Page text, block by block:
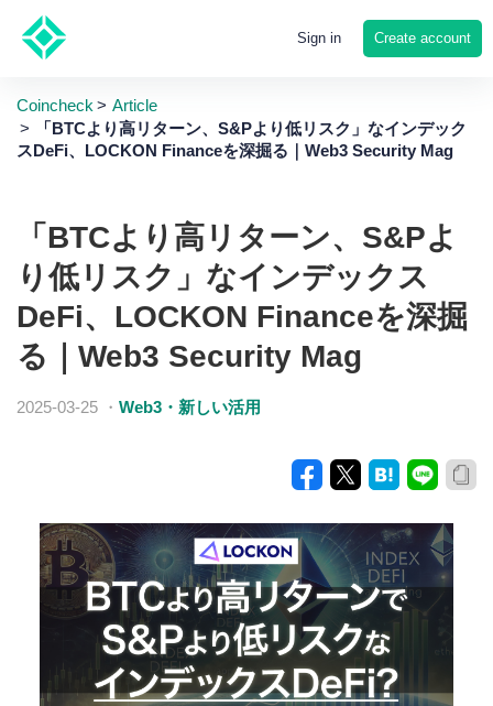
Sign in Create account
Coincheck
Article
「BTCより高リターン、S&Pより低リスク」なインデック
スDeFi、LOCKON Financeを深掘る｜Web3 Security Mag
「BTCより高リターン、S&Pよ
り低リスク」なインデックス
DeFi、LOCKON Financeを深掘
る｜Web3 Security Mag
2025-03-25 ・ Web3・新しい活用